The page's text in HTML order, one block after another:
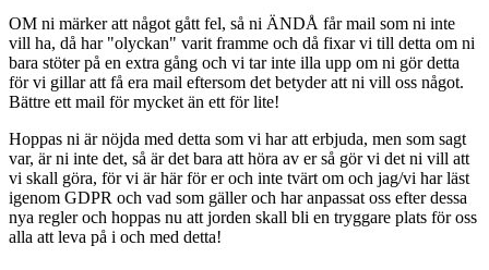
OM ni märker att något gått fel, så ni ÄNDÅ får mail som ni inte
vill ha, då har "olyckan" varit framme och då fixar vi till detta om ni
bara stöter på en extra gång och vi tar inte illa upp om ni gör detta
för vi gillar att få era mail eftersom det betyder att ni vill oss något.
Bättre ett mail för mycket än ett för lite!
Hoppas ni är nöjda med detta som vi har att erbjuda, men som sagt
var, är ni inte det, så är det bara att höra av er så gör vi det ni vill att
vi skall göra, för vi är här för er och inte tvärt om och jag/vi har läst
igenom GDPR och vad som gäller och har anpassat oss efter dessa
nya regler och hoppas nu att jorden skall bli en tryggare plats för oss
alla att leva på i och med detta!